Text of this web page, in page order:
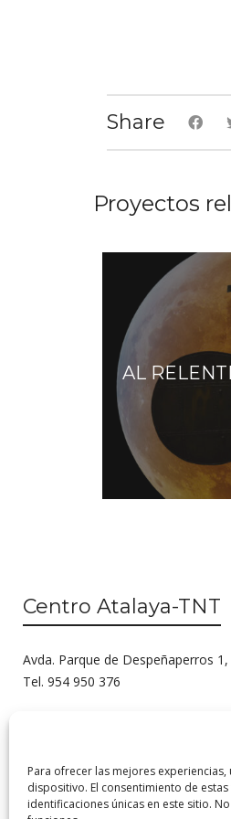
Para ofrecer las mejores
dispositivo. El consentimiento de
identificaciones únicas en este sitio.
Share
Proyectos
AL
Centro Atalaya-TNT
Avda. Parque de Despeñaperros 1,
Tel. 954 950 376